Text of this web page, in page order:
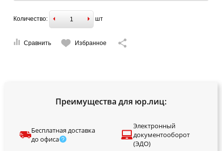
Количество: шт
Сравнить Избранное
Преимущества для юр.лиц:
Бесплатная доставка
до офиса
Электронный
документооборот
(ЭДО)